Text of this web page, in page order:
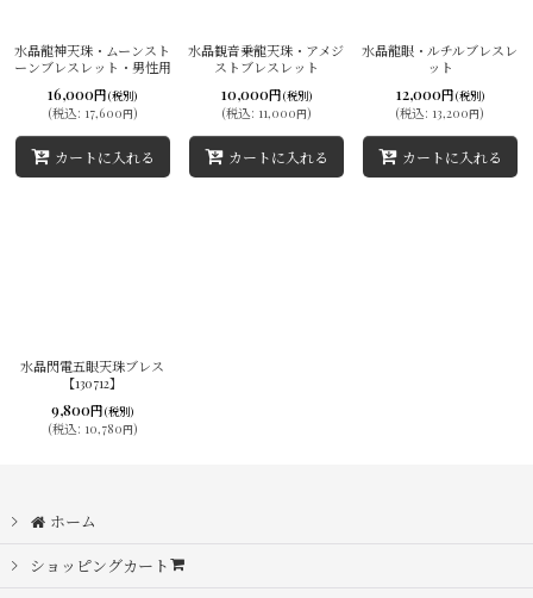
水晶龍神天珠・ムーンスト
ーンブレスレット・男性用
16,000円 (税別)
(税込: 17,600円)
カートに入れる
水晶観音乗龍天珠・アメジ
ストブレスレット
10,000円(税別)
(税込: 11,000円)
カートに入れる
水晶龍眼・ルチルブレスレ
ット
12,000円(税別)
(税込: 13,200円)
カートに入れる
水晶閃電五眼天珠ブレス
【130712】
9,800円 (税別)
(税込: 10,780円)
ホーム
ショッピングカート